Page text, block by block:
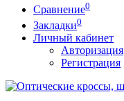
Сравнение0
Закладки0
Личный кабинет
Авторизация
Регистрация